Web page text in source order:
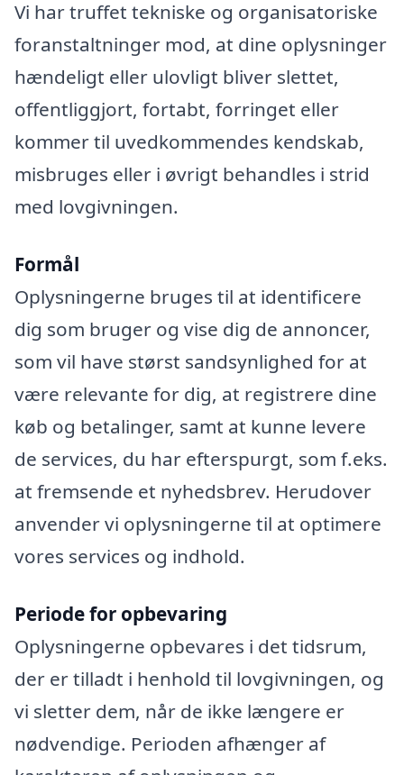
Vi har truffet tekniske og organisatoriske
foranstaltninger mod, at dine oplysninger
hændeligt eller ulovligt bliver slettet,
offentliggjort, fortabt, forringet eller
kommer til uvedkommendes kendskab,
misbruges eller i øvrigt behandles i strid
med lovgivningen.
Formål
Oplysningerne bruges til at identificere
dig som bruger og vise dig de annoncer,
som vil have størst sandsynlighed for at
være relevante for dig, at registrere dine
køb og betalinger, samt at kunne levere
de services, du har efterspurgt, som f.eks.
at fremsende et nyhedsbrev. Herudover
anvender vi oplysningerne til at optimere
vores services og indhold.
Periode for opbevaring
Oplysningerne opbevares i det tidsrum,
der er tilladt i henhold til lovgivningen, og
vi sletter dem, når de ikke længere er
nødvendige. Perioden afhænger af